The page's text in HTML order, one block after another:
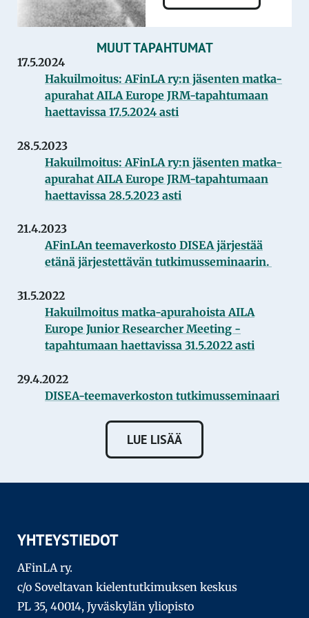
MUUT TAPAHTUMAT
Hakuilmoitus: AFinLA ry:n jäsenten matka-
apurahat AILA Europe JRM-tapahtumaan
haettavissa 17.5.2024 asti
17.5.2024
Hakuilmoitus: AFinLA ry:n jäsenten matka-
apurahat AILA Europe JRM-tapahtumaan
haettavissa 28.5.2023 asti
28.5.2023
AFinLAn teemaverkosto DISEA järjestää
etänä järjestettävän tutkimusseminaarin.
21.4.2023
Hakuilmoitus matka-apurahoista AILA
Europe Junior Researcher Meeting -
tapahtumaan haettavissa 31.5.2022 asti
31.5.2022
DISEA-teemaverkoston tutkimusseminaari
29.4.2022
LUE LISÄÄ
YHTEYSTIEDOT
AFinLA ry.
c/o Soveltavan kielentutkimuksen keskus
PL 35, 40014, Jyväskylän yliopisto